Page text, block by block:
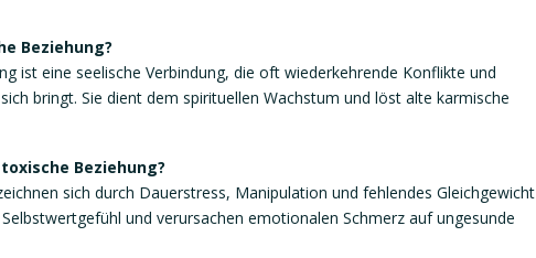
Beziehung?
ist eine seelische Verbindung, die oft wiederkehrende Konflikte und
bringt. Sie dient dem spirituellen Wachstum und löst alte karmische
Beziehung?
sich durch Dauerstress, Manipulation und fehlendes Gleichgewicht
und verursachen emotionalen Schmerz auf ungesunde